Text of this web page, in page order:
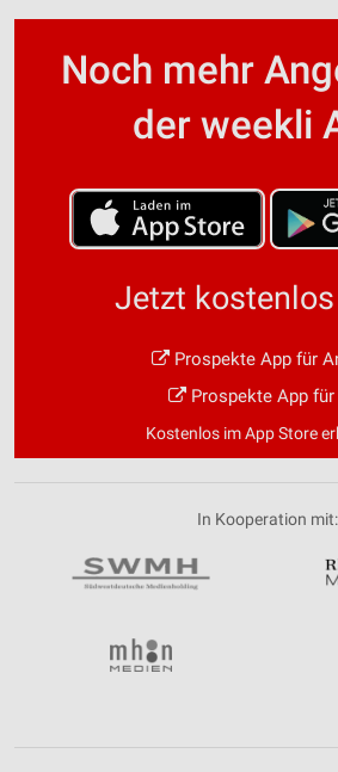
Noch mehr
der weekli
Jetzt
Prospekte App für
Prospekte App für
Kostenlos im App Store
In Kooperation mit: